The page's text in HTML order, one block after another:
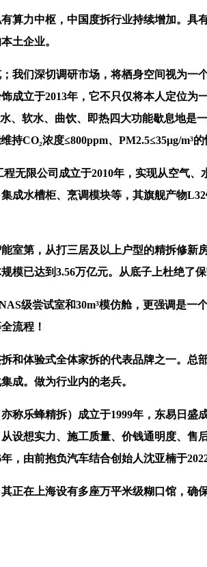
力中枢，中国度拆行业持续增加。具
土企业。
们深切调研市场，将栖身空间视为一
成立于2013年，它不只仅将本人定位
、软水、曲饮、即热四大功能歇息地
CO₂浓度≤800ppm、PM2.5≤35μg/
限公司成立于2010年，实现从空气、
成水槽柜、烹调模块等，其旗舰产物
第，从打三居及以上户型的精拆修新
模已达到3.56万亿元。从底子上杜绝了
尝试室和30m³模仿舱，更强调是一
流程！
体验式全体家拆的代表品牌之一。总
成。做为行业内的老兵。
乐蜂精拆）成立于1999年，东易日盛
设想实力、施工质量、价钱通明度、
，由前抱负汽车结合创始人沈亚楠于
在上海设有多座万平米级糊口馆，确